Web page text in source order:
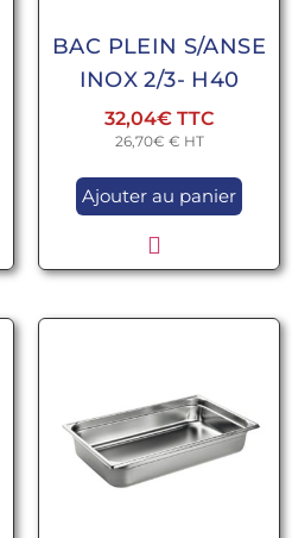
BAC PLEIN S/ANSE
INOX 2/3- H40
32,04€
26,70€ € HT
Ajouter au panier